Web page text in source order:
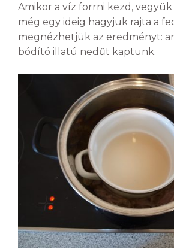
Amikor a víz forrni kezd,
még egy ideig hagyjuk rajta a
megnézhetjük az eredményt:
bódító illatú nedűt kaptunk.